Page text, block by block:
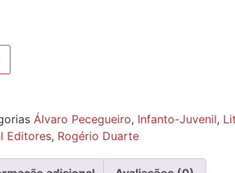
Álvaro Pecegueiro, Infanto-Juvenil,
Editores, Rogério Duarte